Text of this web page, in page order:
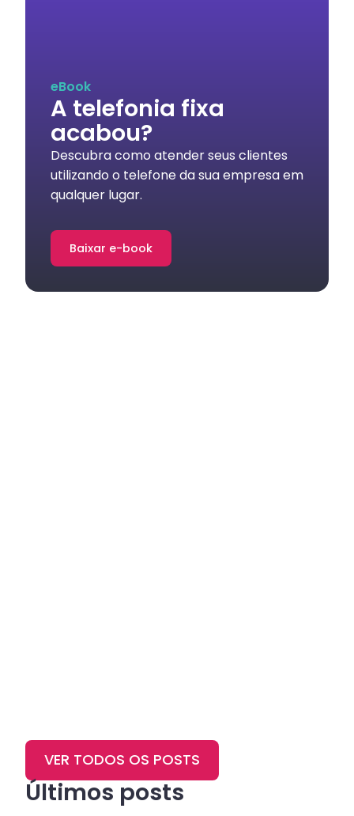
eBook
A telefonia fixa
acabou?
Descubra como atender seus clientes
utilizando o telefone da sua empresa em
qualquer lugar.
Baixar e-book
Últimos posts
VER TODOS OS POSTS